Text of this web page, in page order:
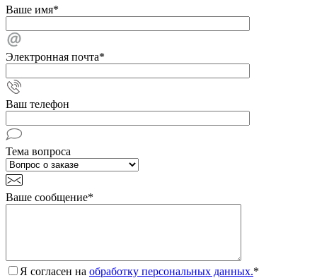
Ваше имя*
Электронная почта*
Ваш телефон
Тема вопроса
Ваше сообщение*
Я согласен на обработку персональных данных.*